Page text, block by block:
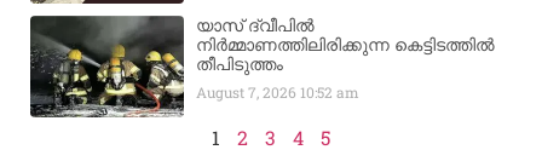
യാസ് ദ്വീപിൽ
നിർമ്മാണത്തിലിരിക്കുന്ന കെട്ടിടത്തിൽ
തീപിടുത്തം
August 7, 2026 10:52 am
1 2 3 4 5